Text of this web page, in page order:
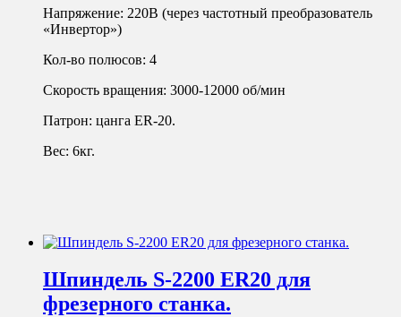
Напряжение: 220В (через частотный преобразователь
«Инвертор»)
Кол-во полюсов: 4
Скорость вращения: 3000-12000 об/мин
Патрон: цанга ER-20.
Вес: 6кг.
Шпиндель S-2200 ER20 для
фрезерного станка.